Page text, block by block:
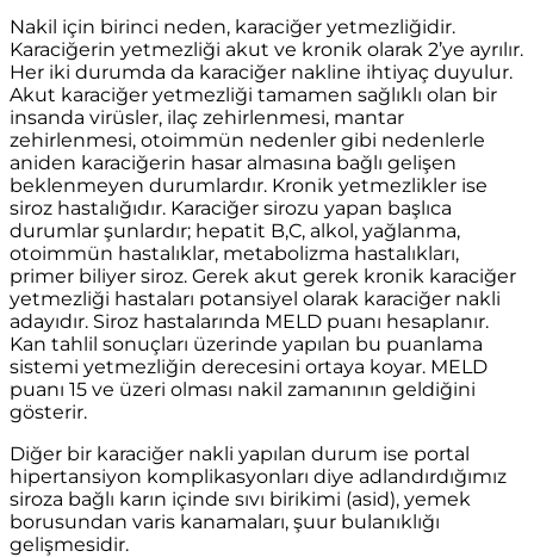
Nakil için birinci neden, karaciğer yetmezliğidir.
Karaciğerin yetmezliği akut ve kronik olarak 2’ye ayrılır.
Her iki durumda da karaciğer nakline ihtiyaç duyulur.
Akut karaciğer yetmezliği tamamen sağlıklı olan bir
insanda virüsler, ilaç zehirlenmesi, mantar
zehirlenmesi, otoimmün nedenler gibi nedenlerle
aniden karaciğerin hasar almasına bağlı gelişen
beklenmeyen durumlardır. Kronik yetmezlikler ise
siroz hastalığıdır. Karaciğer sirozu yapan başlıca
durumlar şunlardır; hepatit B,C, alkol, yağlanma,
otoimmün hastalıklar, metabolizma hastalıkları,
primer biliyer siroz. Gerek akut gerek kronik karaciğer
yetmezliği hastaları potansiyel olarak karaciğer nakli
adayıdır. Siroz hastalarında MELD puanı hesaplanır.
Kan tahlil sonuçları üzerinde yapılan bu puanlama
sistemi yetmezliğin derecesini ortaya koyar. MELD
puanı 15 ve üzeri olması nakil zamanının geldiğini
gösterir.
Diğer bir karaciğer nakli yapılan durum ise portal
hipertansiyon komplikasyonları diye adlandırdığımız
siroza bağlı karın içinde sıvı birikimi (asid), yemek
borusundan varis kanamaları, şuur bulanıklığı
gelişmesidir.